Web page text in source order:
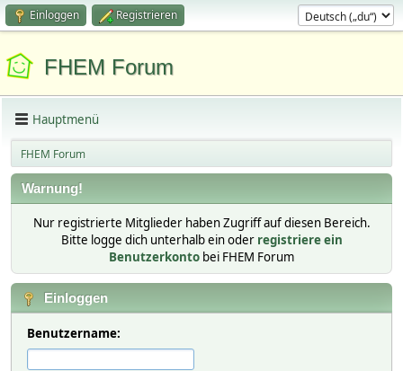
Einloggen Registrieren
FHEM Forum
Hauptmenü
FHEM Forum
Warnung!
Nur registrierte Mitglieder haben Zugriff auf diesen Bereich.
Bitte logge dich unterhalb ein oder registriere ein
Benutzerkonto bei FHEM Forum
Einloggen
Benutzername: